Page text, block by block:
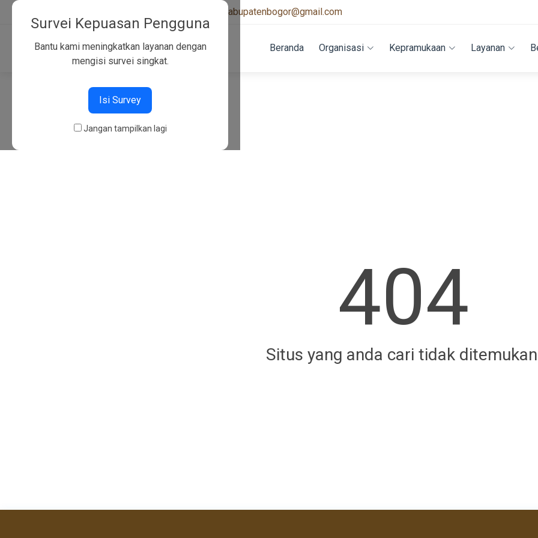
kwarcabkabupatenbogor@gmail.com
Beranda Organisasi Kepramukaan Layanan
404
404
Situs yang anda cari tidak
Survei Kepuasan Pengguna
Bantu kami meningkatkan layanan dengan
mengisi survei singkat.
Isi Survey
Jangan tampilkan lagi